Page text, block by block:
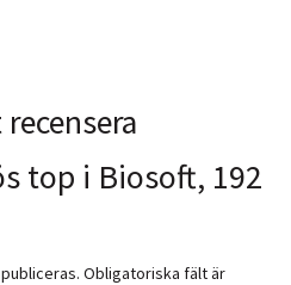
top i Biosoft, 192
Obligatoriska fält är